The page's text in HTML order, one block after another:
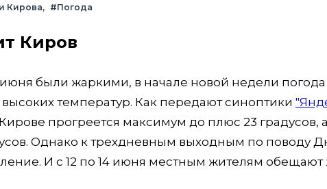
Кирова #Погода
Киров
были жаркими, в начале новой недели погода
температур. Как передают синоптики
прогреется максимум до плюс 23 градусов,
Однако к трехдневным выходным по поводу
И с 12 по 14 июня местным жителям обещают